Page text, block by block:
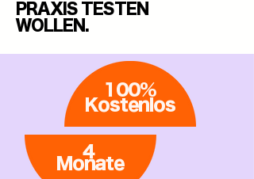
PRAXIS TESTEN
WOLLEN.
100%
Kostenlos
4
Monate